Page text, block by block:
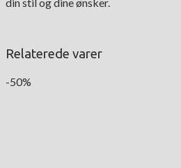
Relaterede varer
-50%